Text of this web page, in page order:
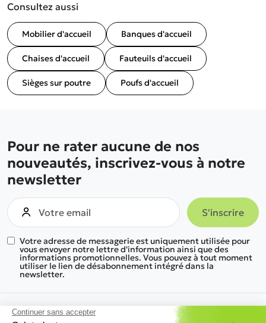
Consultez aussi
Mobilier d'accueil Banques d'accueil
Chaises d'accueil Fauteuils d'accueil
Sièges sur poutre Poufs d'accueil
Pour ne rater aucune de nos
nouveautés, inscrivez-vous à notre
newsletter
Votre adresse de messagerie est uniquement utilisée pour
vous envoyer notre lettre d'information ainsi que des
informations promotionnelles. Vous pouvez à tout moment
utiliser le lien de désabonnement intégré dans la
newsletter.
Nous trouver